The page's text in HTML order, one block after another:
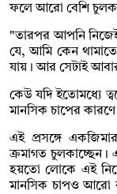
ফলে আরো বেশি
"তারপর আপনি
যে, আমি কেন থামাতে
যায়। আর সেটাই
কেউ যদি ইতোমধ্যে
মানসিক চাপের
এই প্রসঙ্গে
ক্রমাগত চুলকাচ্ছেন।
হয়তো লোকে এই
মানসিক চাপও আরো